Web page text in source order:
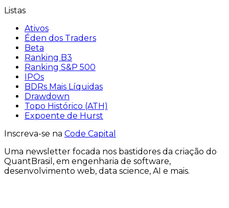
Listas
Ativos
Éden dos Traders
Beta
Ranking B3
Ranking S&P 500
IPOs
BDRs Mais Líquidas
Drawdown
Topo Histórico (ATH)
Expoente de Hurst
Inscreva-se na Code Capital
Uma newsletter focada nos bastidores da criação do
QuantBrasil , em engenharia de software,
desenvolvimento web, data science, AI e mais.